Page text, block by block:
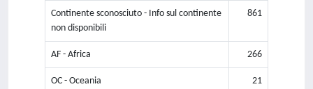
Continente sconosciuto - Info sul continente
non disponibili
861
AF - Africa 266
OC - Oceania 21